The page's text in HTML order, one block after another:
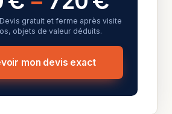
gratuit et ferme après visite
objets de valeur déduits.
mon devis exact